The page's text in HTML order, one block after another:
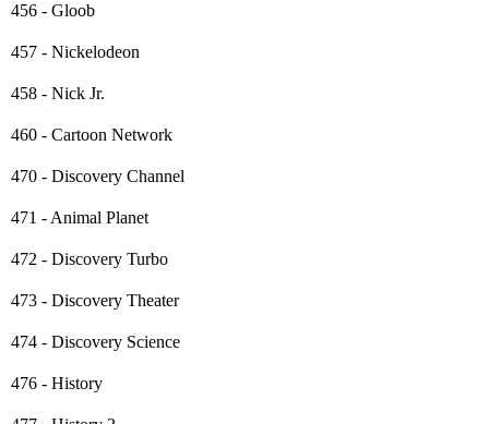
456 - Gloob
457 - Nickelodeon
458 - Nick Jr.
460 - Cartoon Network
470 - Discovery Channel
471 - Animal Planet
472 - Discovery Turbo
473 - Discovery Theater
474 - Discovery Science
476 - History